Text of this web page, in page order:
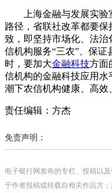
上海金融与发展实
路径，省联社改革都要
致，即坚持市场化、法
信机构服务“三农”、保证
时，要加大金融科技方面
信机构的金融科技应用水
潮下农信机构健康、高效
责任编辑：方杰
免责声明：
电子银行网发布的专栏、投稿以
于作者投稿或转载自相关作品方